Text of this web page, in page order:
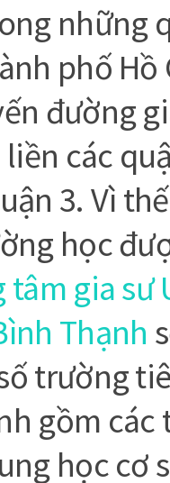
những
phố Hồ
đường
các
3. Vì
học
gia sư
Thạnh
trường
gồm
học cơ